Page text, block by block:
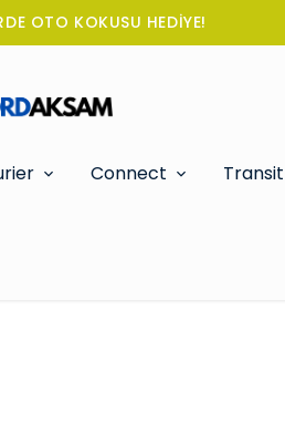
OTO KOKUSU HEDİYE!
Connect Transit